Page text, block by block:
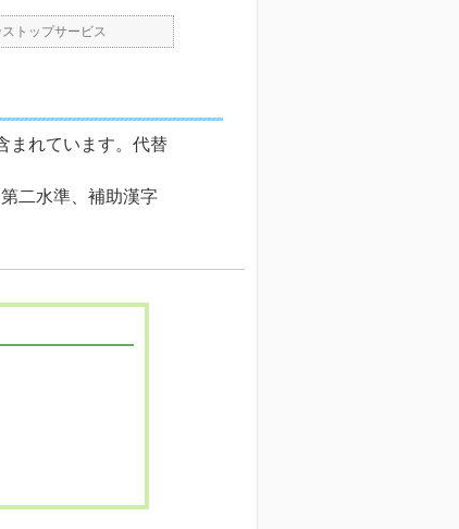
トップサービス
まれています。代替
二水準、補助漢字